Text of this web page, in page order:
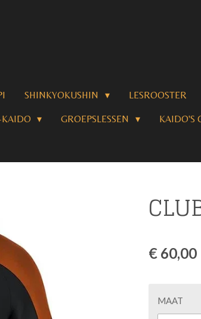
SHINKYOKUSHIN LESROOSTER
GROEPSLESSEN KAIDO'S
€ 60,00
MAAT